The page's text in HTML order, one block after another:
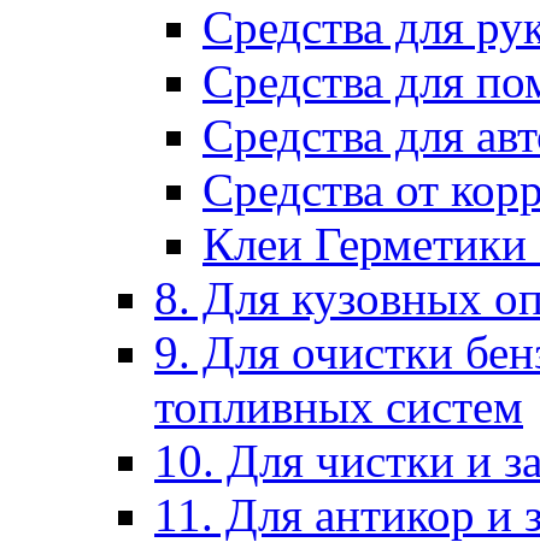
Средства для
Средства для
Средства для
Средства от
Клеи
8. Для кузовных
9. Для очистки
топливных систем
10. Для чистки и
11. Для антикор и